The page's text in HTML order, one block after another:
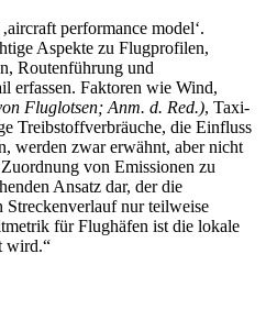
performance model‘.
Aspekte zu Flugprofilen,
Routenführung und
erfassen. Faktoren wie Wind,
Fluglotsen; Anm. d. Red.), Taxi-
Treibstoffverbräuche, die Einfluss
werden zwar erwähnt, aber nicht
von Emissionen zu
Ansatz dar, der die
Streckenverlauf nur teilweise
für Flughäfen ist die lokale
wird.“